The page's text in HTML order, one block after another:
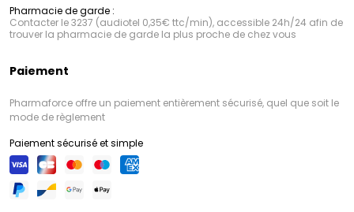
Pharmacie de garde :
Contacter le 3237 (audiotel 0,35€ ttc/min), accessible 24h/24 afin de
trouver la pharmacie de garde la plus proche de chez vous
Paiement
Pharmaforce offre un paiement entièrement sécurisé, quel que soit le
mode de règlement
Paiement sécurisé et simple